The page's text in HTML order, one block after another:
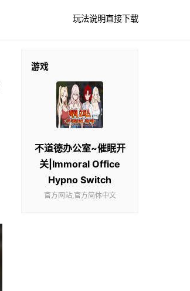
玩法说明直接下载
游戏
不道德办公室~催眠开
关|Immoral Office
Hypno Switch
官方网站,官方简体中文